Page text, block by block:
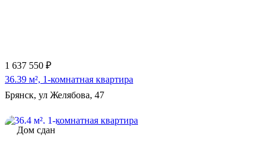
1 637 550 ₽
36.39 м², 1-комнатная квартира
Брянск, ул Желябова, 47
Дом сдан